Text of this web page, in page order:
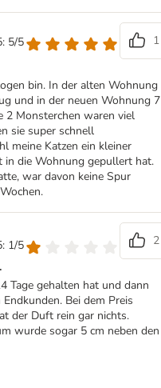
5/5
1
bin. In der alten Wohnung
und in der neuen Wohnung 7
2 Monsterchen waren viel
sie super schnell
meine Katzen ein kleiner
die Wohnung gepullert hat.
war davon keine Spur
1/5
2
Tage gehalten hat und dann
Bei dem Preis
der Duft rein gar nichts.
wurde sogar 5 cm neben den